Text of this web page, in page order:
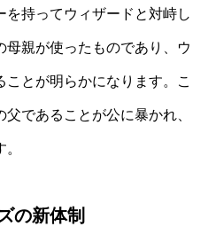
を持ってウィザードと対峙し
母親が使ったものであり、ウ
ことが明らかになります。こ
であることが公に暴かれ、
の新体制